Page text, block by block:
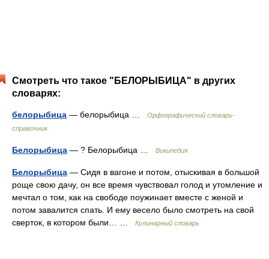
Смотреть что такое "БЕЛОРЫБИЦА" в других
словарях:
белорыбица — белорыбица …
Орфографический словарь-
справочник
Белорыбица — ? Белорыбица … Википедия
Белорыбица — Сидя в вагоне и потом, отыскивая в большой
роще свою дачу, он все время чувствовал голод и утомление и
мечтал о том, как на свободе поужинает вместе с женой и
потом завалится спать. И ему весело было смотреть на свой
сверток, в котором были… …
Кулинарный словарь